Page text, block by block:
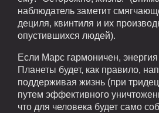
наблюдатель заметит
дециля, квинтиля и их
опустившихся людей).
Если Марс гармоничен,
Планеты будет, как правило,
поддерживая жизнь (при
путем эффективного
что для человека будет само